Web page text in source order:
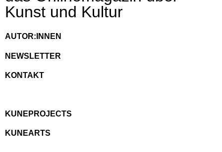
Kunst und Kultur
AUTOR:INNEN
NEWSLETTER
KONTAKT
KUNEPROJECTS
KUNEARTS